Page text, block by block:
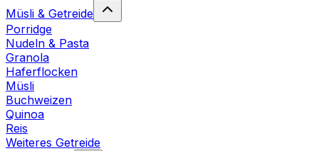
Müsli & Getreide
Porridge
Nudeln & Pasta
Granola
Haferflocken
Müsli
Buchweizen
Quinoa
Reis
Weiteres Getreide